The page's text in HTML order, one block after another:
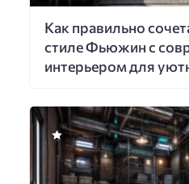
Как правильно
стиле Фьюжин с
интерьером для